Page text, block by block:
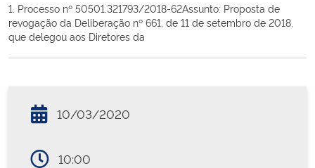
1. Processo nº 50501.321793/2018-62​ Assunto: Proposta de
revogação da Deliberação nº 661, de 11 de setembro de 2018,
que delegou aos Diretores da
10/03/2020
10:00